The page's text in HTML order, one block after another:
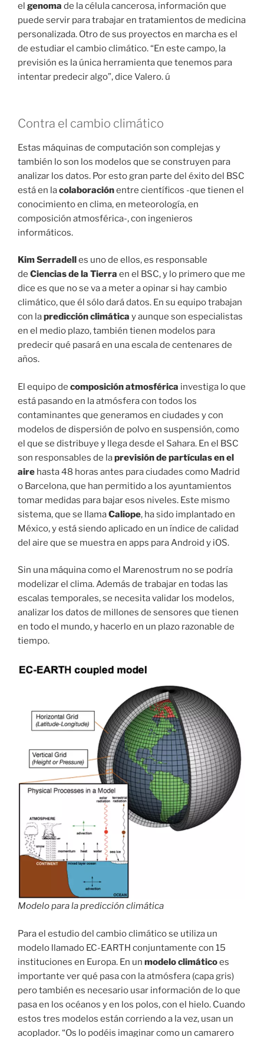
el genoma de la célula cancerosa, información que
puede servir para trabajar en tratamientos de medicina
personalizada. Otro de sus proyectos en marcha es el
de estudiar el cambio climático. “En este campo, la
previsión es la única herramienta que tenemos para
intentar predecir algo”, dice Valero. ú
Contra el cambio climático
Estas máquinas de computación son complejas y
también lo son los modelos que se construyen para
analizar los datos. Por esto gran parte del éxito del BSC
está en lacolaboraciónentre científicos -que tienen el
conocimiento en clima, en meteorología, en
composición atmosférica-, con ingenieros
informáticos.
Kim Serradell
es uno de ellos, es responsable
de Ciencias de la Tierra en el BSC, y lo primero que me
dice es que no se va a meter a opinar si hay cambio
climático, que él sólo dará datos. En su equipo trabajan
con lapredicción climática y aunque son especialistas
en el medio plazo, también tienen modelos para
predecir qué pasará en una escala de centenares de
años.
El equipo de composición atmosférica investiga lo que
está pasando en la atmósfera con todos los
contaminantes que generamos en ciudades y con
modelos de dispersión de polvo en suspensión, como
el que se distribuye y llega desde el Sahara. En el BSC
son responsables de laprevisión de partículas en el
aire hasta 48 horas antes para ciudades como Madrid
o Barcelona, que han permitido a los ayuntamientos
tomar medidas para bajar esos niveles. Este mismo
sistema, que se llamaCaliope, ha sido implantado en
México, y está siendo aplicado en un índice de calidad
del aire que se muestra en apps para Android y iOS.
Sin una máquina como el Marenostrum no se podría
modelizar el clima. Además de trabajar en todas las
escalas temporales, se necesita validar los modelos,
analizar los datos de millones de sensores que tienen
en todo el mundo, y hacerlo en un plazo razonable de
tiempo.
Modelo para la predicción climática
Para el estudio del cambio climático se utiliza un
modelo llamado EC-EARTH conjuntamente con 15
instituciones en Europa. En un modelo climáticoes
importante ver qué pasa con la atmósfera (capa gris)
pero también es necesario usar información de lo que
pasa en los océanos y en los polos, con el hielo. Cuando
estos tres modelos están corriendo a la vez, usan un
acoplador. “Os lo podéis imaginar como un camarero